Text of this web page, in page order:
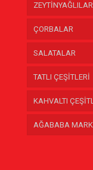
ZEYTİNYAĞLILAR
ÇORBALAR
SALATALAR
TATLI ÇEŞİTLERİ
KAHVALTI
AĞABABA